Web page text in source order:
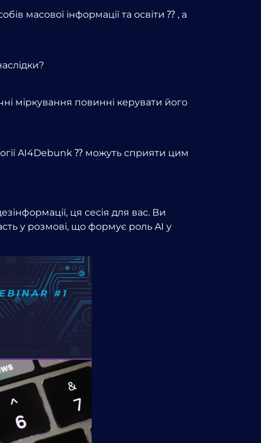
масової інформації та освіти ⁇ , а
міркування повинні керувати його
AI4Debunk ⁇ можуть сприяти цим
ця сесія для вас. Ви
у розмові, що формує роль AI у